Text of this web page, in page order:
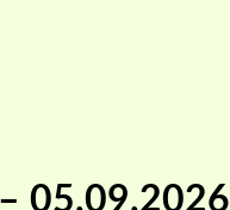
05.09.2026